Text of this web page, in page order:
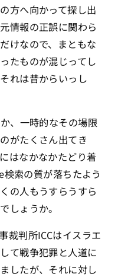
方へ向かって探し出
情報の正誤に関わら
けなので、まともな
たものが混じってし
れは昔からいっし
、一時的なその場限
がたくさん出てき
はなかなかたどり着
索の質が落ちたよう
の人もうすらうすら
しょうか。
裁判所ICCはイスラエ
て戦争犯罪と人道に
したが、それに対し